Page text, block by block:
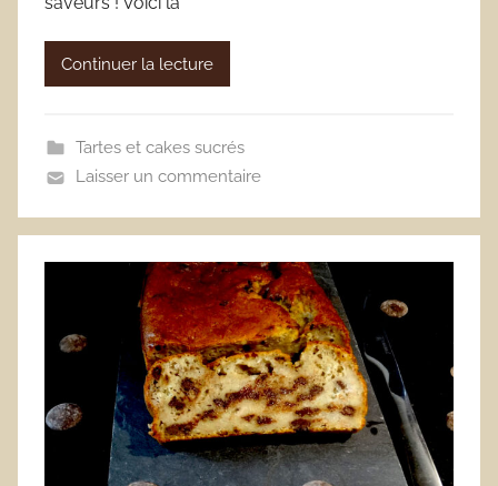
Continuer la lecture
Tartes et cakes sucrés
Laisser un commentaire